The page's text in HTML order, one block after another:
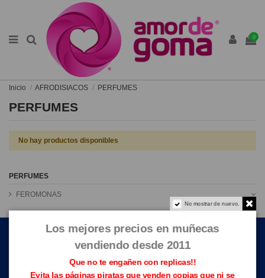
0
Inicio AFRODISIACOS PERFUMES
PERFUMES
No hay productos disponibles
PERFUMES
FEROMONAS
ENLACES DE INTERÉS
CONTACTE CON NOSOTROS
No mostrar de nuevo.
Los mejores precios en muñecas
vendiendo desde 2011
Que no te engañen con replicas!!
Evita las páginas piratas que venden copias que ni se